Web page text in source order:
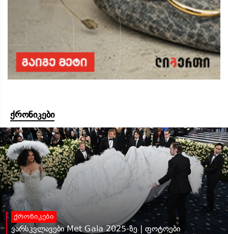
ქრონიკები
ქრონიკები
ვარსკვლავები Met Gala 2025-ზე | ფოტოები